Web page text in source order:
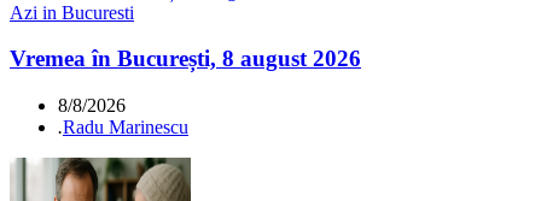
Azi in Bucuresti
Vremea în București, 8 august 2026
8/8/2026
.Radu Marinescu